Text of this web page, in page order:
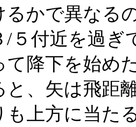
るかで異なる
/５付近を過ぎ
て降下を始め
と、矢は飛距
も上方に当た